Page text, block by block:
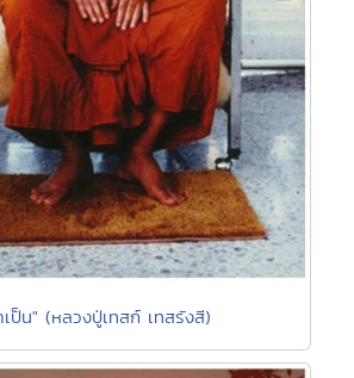
ป็น" (หลวงปู่เทสก์ เทสรังสี)